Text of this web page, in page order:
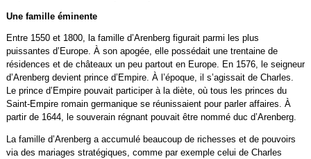
Une famille éminente
Entre 1550 et 1800, la famille d’Arenberg figurait parmi les plus
puissantes d’Europe. À son apogée, elle possédait une trentaine de
résidences et de châteaux un peu partout en Europe. En 1576, le seigneur
d’Arenberg devient prince d’Empire. À l’époque, il s’agissait de Charles.
Le prince d’Empire pouvait participer à la diète, où tous les princes du
Saint-Empire romain germanique se réunissaient pour parler affaires. À
partir de 1644, le souverain régnant pouvait être nommé duc d’Arenberg.
La famille d’Arenberg a accumulé beaucoup de richesses et de pouvoirs
via des mariages stratégiques, comme par exemple celui de Charles